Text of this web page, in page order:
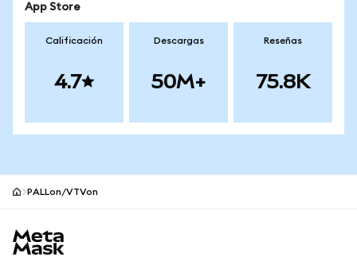
App Store
Calificación
4.7
Descargas
50M+
Reseñas
75.8K
PALLon/VTVon